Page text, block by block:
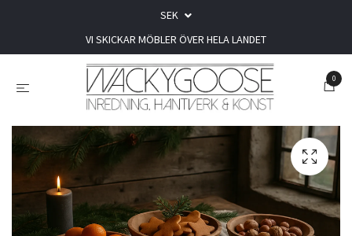
SEK
VI SKICKAR MÖBLER ÖVER HELA LANDET
0